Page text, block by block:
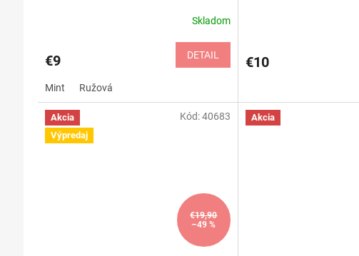
Skladom
€9 DETAIL
Mint Ružová
€10
Akcia
Výpredaj
€19,90
–49 %
Kód:40683 Akcia